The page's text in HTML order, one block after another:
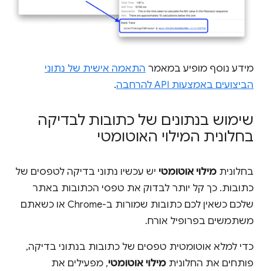
מידע נוסף מופיע במאמר התאמה אישית של נתוני
הביצועים באמצעות API להרחבה
.
שימוש בנתונים של כתובות לבדיקה
בחלונית המילוי האוטומטי
בחלונית מילוי אוטומטי יש עכשיו נתוני בדיקה לטפסים של
כתובות. כך קל יותר לבדוק את טפסי הכתובות באתר
שלכם כשאין לכם כתובות שמורות ב-Chrome או כשאתם
משתמשים בפרופיל אורח.
כדי למלא אוטומטית טפסים של כתובות בנתוני בדיקה,
פותחים את החלונית מילוי אוטומטי, מפעילים את